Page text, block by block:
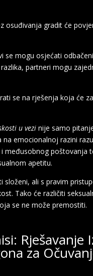
osuđivanja gradit će
se mogu osjećati
partneri mogu
se na rješenja koja će
u vezi nije samo
emocionalnoj razini
međusobnog poštovanja
apetitu.
složeni, ali s pravim
Tako će različiti
se ne može premostiti.
Rješavanje
za